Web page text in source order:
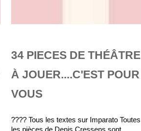
34 PIECES DE THÉÂTRE
À JOUER....C'EST POUR
VOUS
???? Tous les textes sur Imparato Toutes
les pièces de Denis Cressens sont